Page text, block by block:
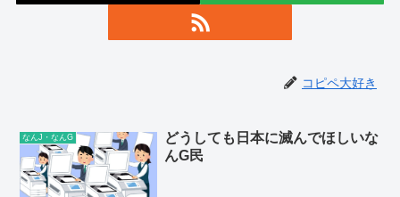
コピペ大好き
なんJ・なんG
どうしても日本に滅んでほしいな
んG民